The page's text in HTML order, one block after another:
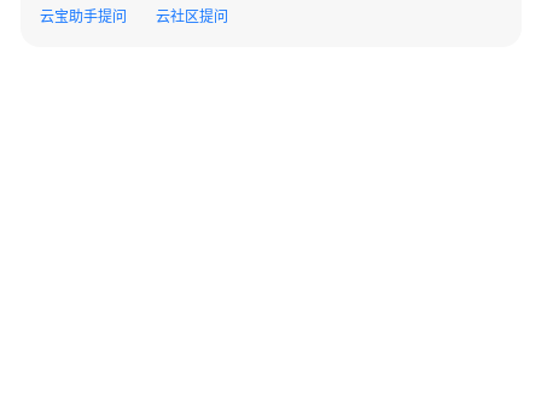
数
云宝助手提问
云社区提问